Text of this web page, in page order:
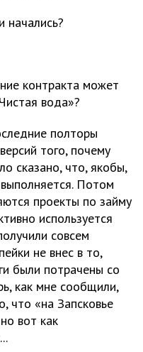
начались?
контракта может
вода»?
полторы
того, почему
сказано, что, якобы,
Потом
проекты по займу
используется
совсем
не внес в то,
были потрачены со
как мне сообщили,
что «на Запсковье
вот как